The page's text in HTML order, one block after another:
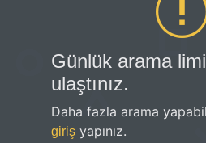
Günlük arama
ulaştınız.
Daha fazla arama
giriş yapınız.